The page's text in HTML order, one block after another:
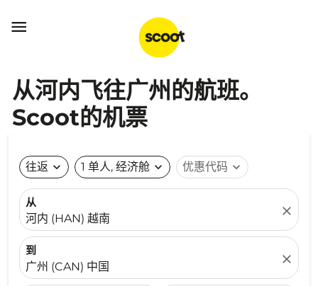

从河内飞往广州的航班。
Scoot的机票
往返 expand_more 1 单人, 经济舱 expand_more 优惠代码 expand_more
从
河内 (HAN) 越南
close
到
广州 (CAN) 中国
close